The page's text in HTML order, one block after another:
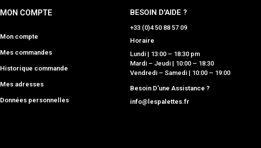
MON COMPTE
Mon compte
Mes commandes
Historique commande
Mes adresses
Données personnelles
BESOIN D'AIDE ?
+33 (0)4 50 88 57 09
Horaire
Lundi | 13:00 – 18:30 pm
Mardi – Jeudi | 10:00 – 18:30
Vendredi – Samedi | 10:00 – 19:00
Besoin D'une Assistance ?
info@lespalettes.fr